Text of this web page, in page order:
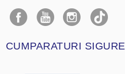
CUMPARATURI SIGURE